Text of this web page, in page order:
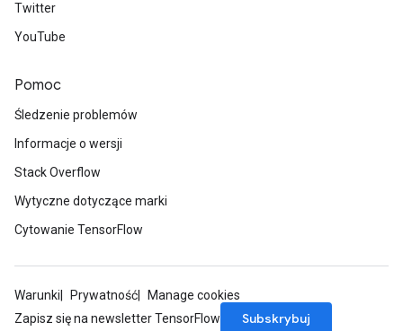
Twitter
YouTube
Pomoc
Śledzenie problemów
Informacje o wersji
Stack Overflow
Wytyczne dotyczące marki
Cytowanie TensorFlow
Warunki Prywatność
Manage cookies
Zapisz się na newsletter TensorFlow
Subskrybuj